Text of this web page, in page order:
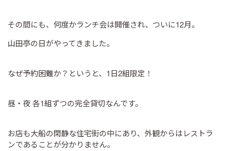
その間にも、何度かランチ会は開催され、ついに12月。
山田亭の日がやってきました。
なぜ予約困難か？というと、1日2組限定！
昼・夜 各1組ずつの完全貸切なんです。
お店も大船の閑静な住宅街の中にあり、外観からはレストラ
ンであることが分かりません。